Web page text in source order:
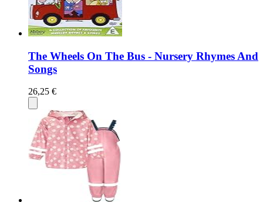
The Wheels On The Bus - Nursery Rhymes And
Songs
26,25 €